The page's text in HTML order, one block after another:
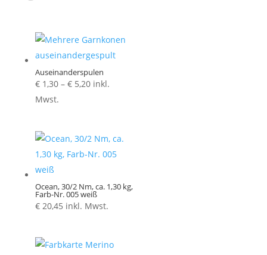
Auseinanderspulen
€1,30 – €5,20Preisspanne:
inkl.
Mwst.
Ocean, 30/2 Nm, ca. 1,30 kg,
Farb-Nr. 005 weiß
€20,45 inkl. Mwst.